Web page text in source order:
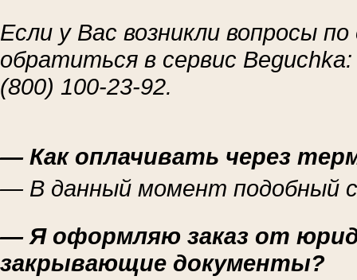
Если у Вас возникли вопросы
обратиться в сервис
(800) 100-23-92.
— Как оплачивать через
— В данный момент подобный
— Я оформляю заказ от
закрывающие документы?